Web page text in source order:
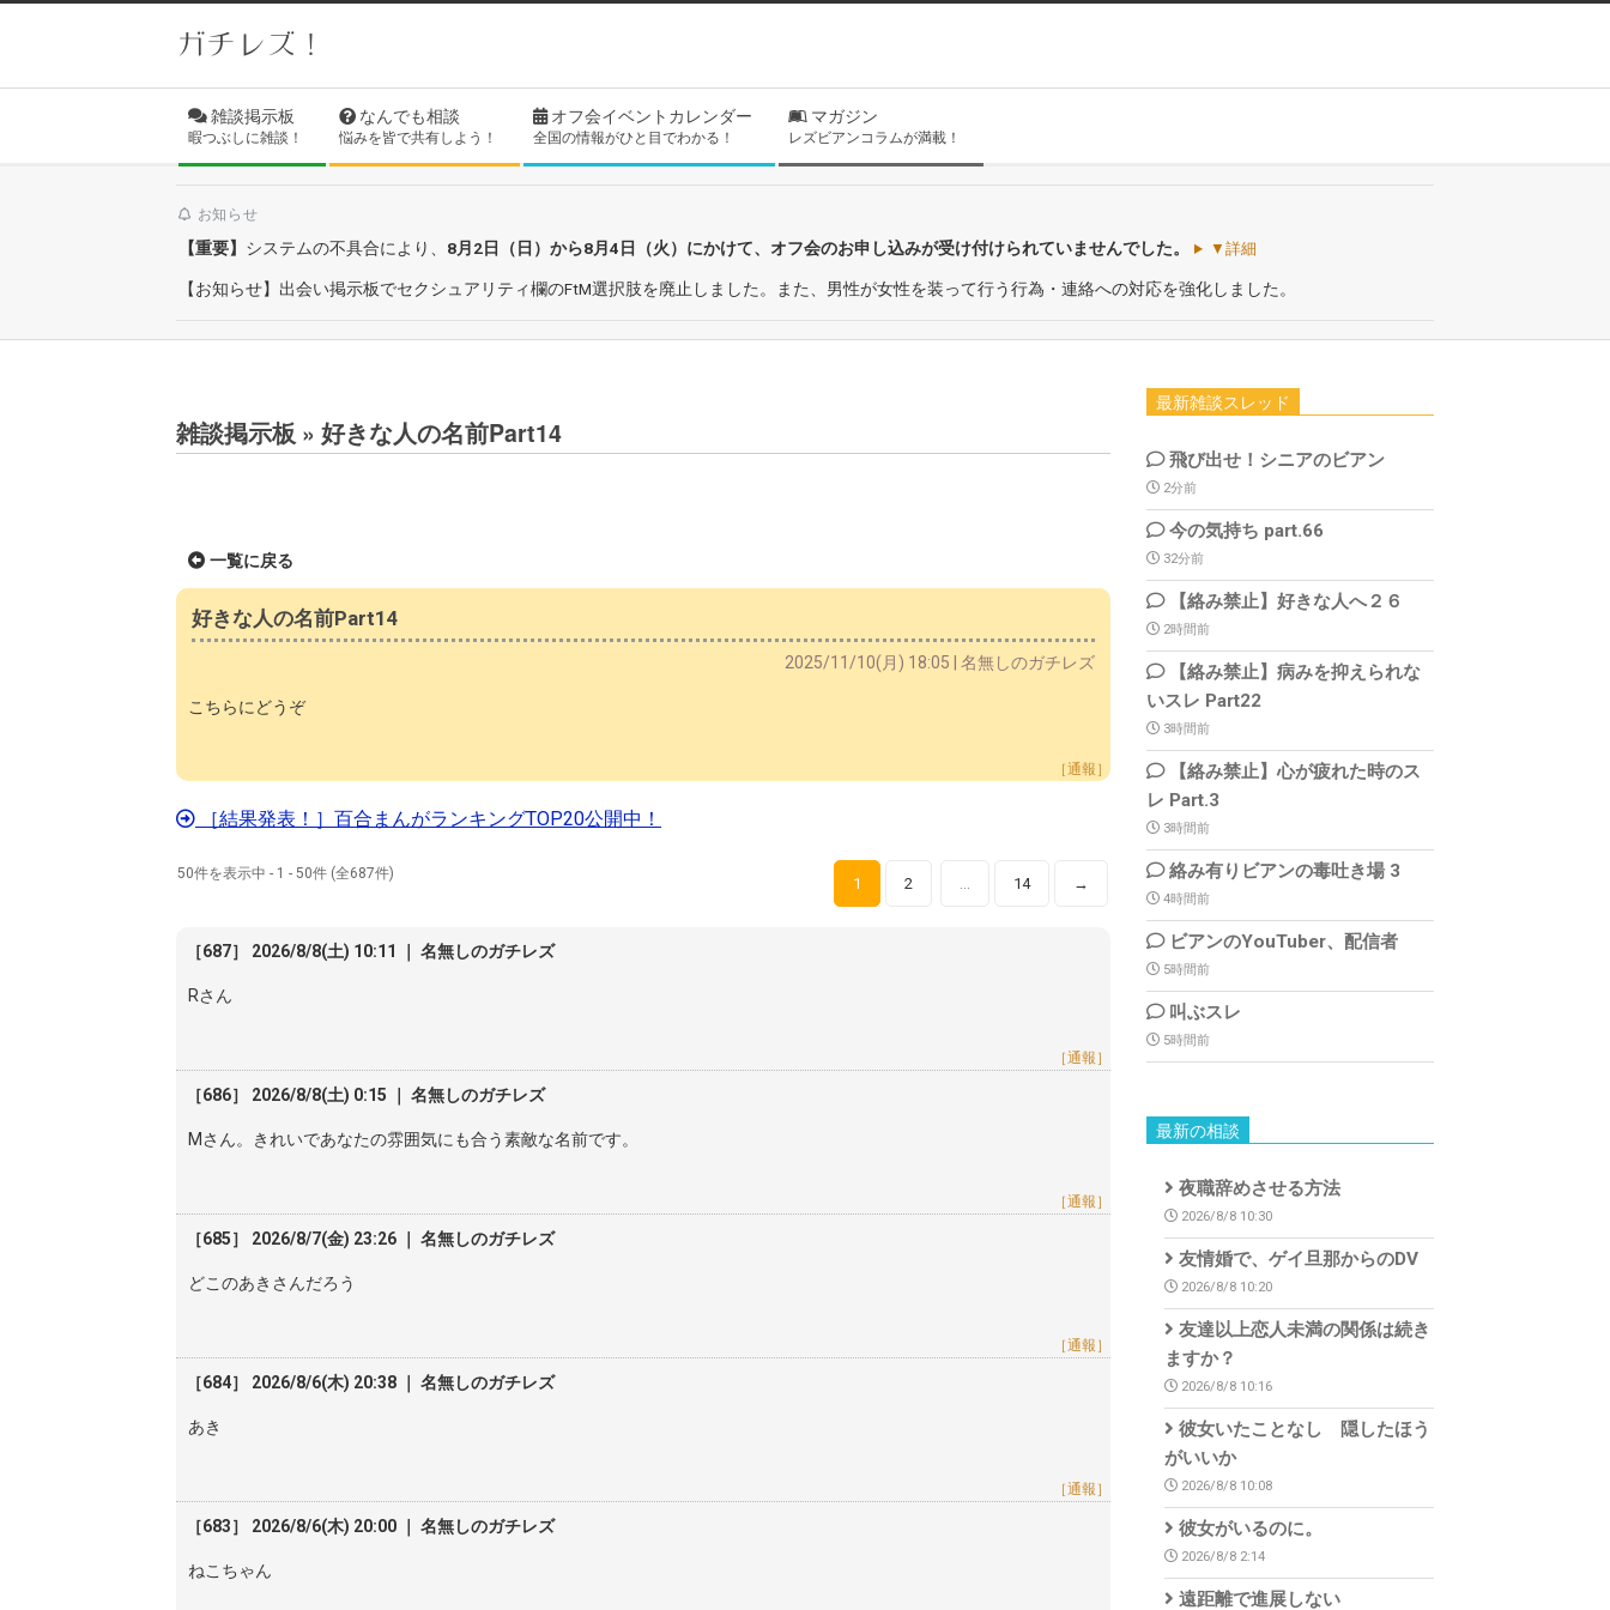
ガチレズ！
Navigation
Menu
雑談掲示板
暇つぶしに雑談！
なんでも相談
悩みを皆で共有しよう！
オフ会イベントカレンダー
全国の情報がひと目でわかる！
マガジン
レズビアンコラムが満載！
お知らせ
【重要】 システムの不具合により、 8月2日（日）から8月4日（火）にかけて、オフ会のお申し込みが受け付けられていませんでした。 ▼詳細
【お知らせ】出会い掲示板でセクシュアリティ欄のFtM選択肢を廃止しました。また、男性が女性を装って行う行為・連絡への対応を強化しました。
雑談掲示板 » 好きな人の名前Part14
一覧に戻る
好きな人の名前Part14
2025/11/10(月) 18:05 | 名無しのガチレズ
こちらにどうぞ
［通報］
［結果発表！］百合まんがランキングTOP20公開中！
50件を表示中 - 1 - 50件 (全687件)
1 2 … 14 →
［687］ 2026/8/8(土) 10:11 ｜ 名無しのガチレズ
Rさん
［通報］
［686］ 2026/8/8(土) 0:15 ｜ 名無しのガチレズ
Mさん。きれいであなたの雰囲気にも合う素敵な名前です。
［通報］
［685］ 2026/8/7(金) 23:26 ｜ 名無しのガチレズ
どこのあきさんだろう
［通報］
［684］ 2026/8/6(木) 20:38 ｜ 名無しのガチレズ
あき
［通報］
［683］ 2026/8/6(木) 20:00 ｜ 名無しのガチレズ
ねこちゃん
最新雑談スレッド
飛び出せ！シニアのビアン
2分前
今の気持ち part.66
32分前
【絡み禁止】好きな人へ２６
2時間前
【絡み禁止】病みを抑えられな
いスレ Part22
3時間前
【絡み禁止】心が疲れた時のス
レ Part.3
3時間前
絡み有りビアンの毒吐き場 3
4時間前
ビアンのYouTuber、配信者
5時間前
叫ぶスレ
5時間前
最新の相談
夜職辞めさせる方法
2026/8/8 10:30
友情婚で、ゲイ旦那からのDV
2026/8/8 10:20
友達以上恋人未満の関係は続き
ますか？
2026/8/8 10:16
彼女いたことなし 隠したほう
がいいか
2026/8/8 10:08
彼女がいるのに。
2026/8/8 2:14
遠距離で進展しない